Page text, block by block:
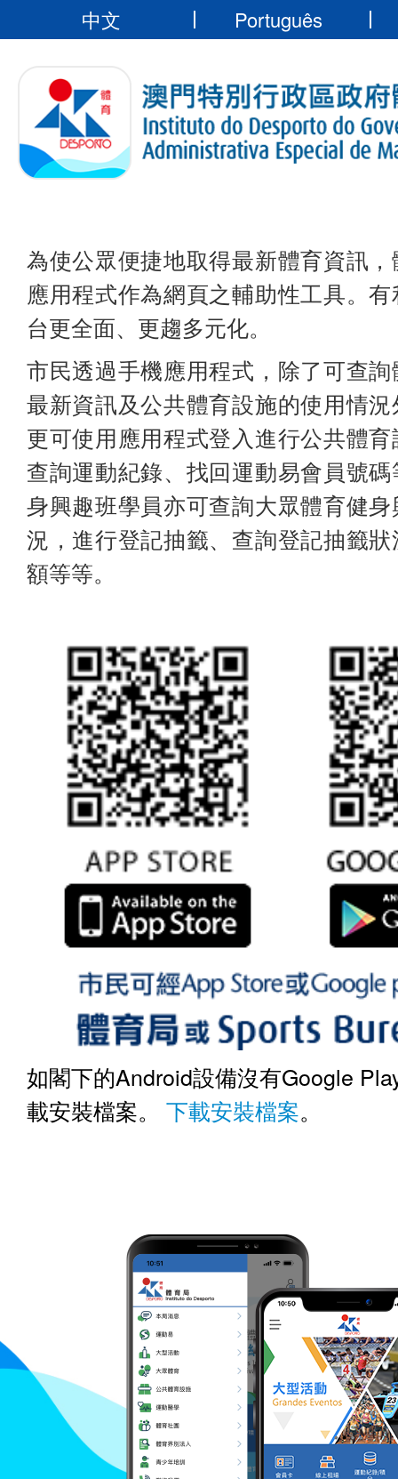
中文 Português
為使公眾便捷地取得最新體育資訊
應用程式作為網頁之輔助性工具。
台更全面、更趨多元化。
市民透過手機應用程式，除了可查
最新資訊及公共體育設施的使用情
更可使用應用程式登入進行公共體
查詢運動紀錄、找回運動易會員號
身興趣班學員亦可查詢大眾體育健
況，進行登記抽籤、查詢登記抽籤
額等等。
如閣下的Android設備沒有Google
載安裝檔案。 下載安裝檔案。